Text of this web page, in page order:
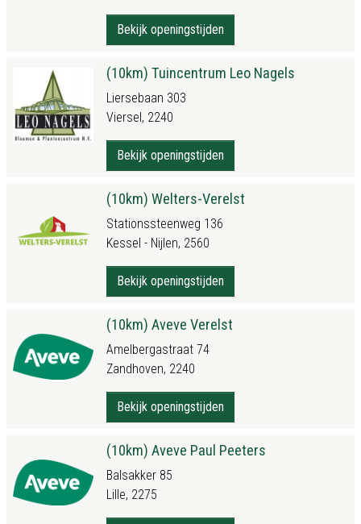
Bekijk openingstijden
(10km) Tuincentrum Leo Nagels
Liersebaan 303
Viersel, 2240
Bekijk openingstijden
(10km) Welters-Verelst
Stationssteenweg 136
Kessel - Nijlen, 2560
Bekijk openingstijden
(10km) Aveve Verelst
Amelbergastraat 74
Zandhoven, 2240
Bekijk openingstijden
(10km) Aveve Paul Peeters
Balsakker 85
Lille, 2275